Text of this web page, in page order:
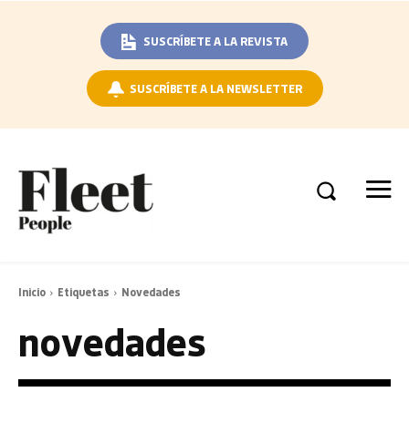
SUSCRÍBETE A LA REVISTA
SUSCRÍBETE A LA NEWSLETTER
Inicio Etiquetas Novedades
novedades